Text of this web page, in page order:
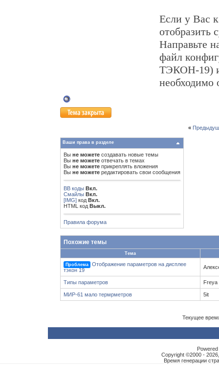
Если у Вас
отобразить
Направьте
файл
ТЭКОН-19) и
необходимо
«
Ваши права в разделе
Вы не можете создавать новые темы
Вы не можете отвечать в темах
Вы не можете прикреплять вложения
Вы не можете редактировать свои сообщения
BB коды Вкл.
Смайлы Вкл.
[IMG] код Вкл.
HTML код Выкл.
Правила форума
Похожие темы
Тема
Проблема
Отображение параметров на дисплее
тэкон 19
Типы параметров Freya
МИР-61 мало термрметров 5it
Текущее
Copyright ©2000 -
Время генерации